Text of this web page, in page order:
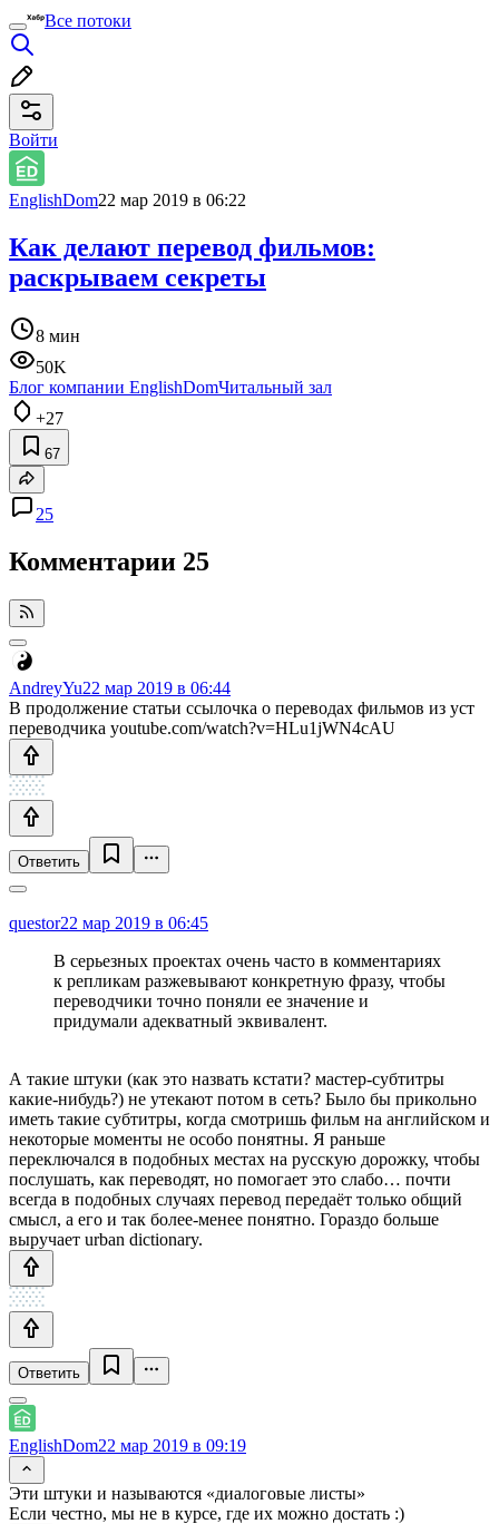
Все потоки
Войти
EnglishDom22 мар 2019 в 06:22
Как делают перевод фильмов:
раскрываем секреты
8 мин
50K
Блог компании EnglishDomЧитальный зал
+27
67
25
Комментарии 25
AndreyYu22 мар 2019 в 06:44
В продолжение статьи ссылочка о переводах фильмов из уст
переводчика youtube.com/watch?v=HLu1jWN4cAU
Ответить
questor22 мар 2019 в 06:45
В серьезных проектах очень часто в комментариях
к репликам разжевывают конкретную фразу, чтобы
переводчики точно поняли ее значение и
придумали адекватный эквивалент.
А такие штуки (как это назвать кстати? мастер-субтитры
какие-нибудь?) не утекают потом в сеть? Было бы прикольно
иметь такие субтитры, когда смотришь фильм на английском и
некоторые моменты не особо понятны. Я раньше
переключался в подобных местах на русскую дорожку, чтобы
послушать, как переводят, но помогает это слабо… почти
всегда в подобных случаях перевод передаёт только общий
смысл, а его и так более-менее понятно. Гораздо больше
выручает urban dictionary.
Ответить
EnglishDom22 мар 2019 в 09:19
Эти штуки и называются «диалоговые листы»
Если честно, мы не в курсе, где их можно достать :)